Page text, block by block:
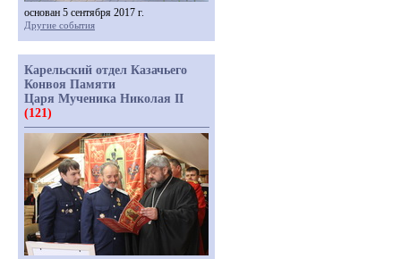
основан 5 сентября 2017 г.
Другие события
Карельский отдел Казачьего
Конвоя Памяти
Царя Мученика Николая II
(121)